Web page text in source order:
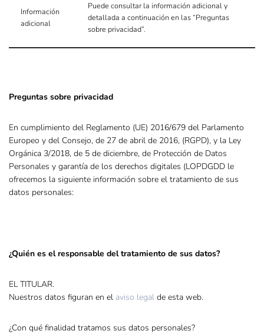
Información
adicional
Puede consultar la información adicional y
detallada a continuación en las “Preguntas
sobre privacidad”.
Preguntas sobre privacidad
En cumplimiento del Reglamento (UE) 2016/679 del Parlamento
Europeo y del Consejo, de 27 de abril de 2016, (RGPD), y la Ley
Orgánica 3/2018, de 5 de diciembre, de Protección de Datos
Personales y garantía de los derechos digitales (LOPDGDD le
ofrecemos la siguiente información sobre el tratamiento de sus
datos personales:
¿Quién es el responsable del tratamiento de sus datos?
EL TITULAR.
Nuestros datos figuran en el aviso legal de esta web.
¿Con qué finalidad tratamos sus datos personales?